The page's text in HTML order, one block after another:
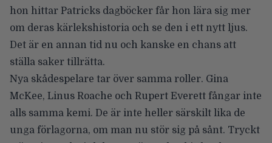
hon hittar Patricks dagböcker får hon lära sig mer
om deras kärlekshistoria och se den i ett nytt ljus.
Det är en annan tid nu och kanske en chans att
ställa saker tillrätta.
Nya skådespelare tar över samma roller. Gina
McKee, Linus Roache och Rupert Everett fångar inte
alls samma kemi. De är inte heller särskilt lika de
unga förlagorna, om man nu stör sig på sånt. Tryckt